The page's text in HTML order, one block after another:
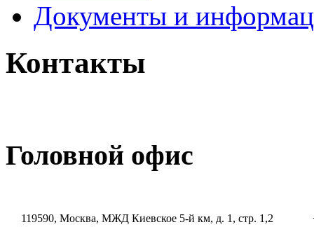
Документы и
Контакты
Головной офис
119590, Москва, МЖД Киевское 5-й км, д. 1, стр. 1,2